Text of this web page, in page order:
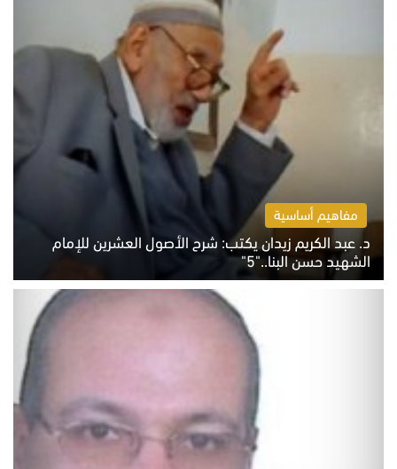
مفاهيم أساسية
د. عبد الكريم زيدان يكتب: شرح الأصول العشرين للإمام
الشهيد حسن البنا.."5"
السبت 8 أغسطس 2026 10:46 ص